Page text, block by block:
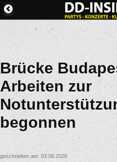
Brücke
Arbeiten zur
begonnen
geschrieben am: 03.06.2026